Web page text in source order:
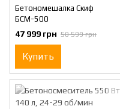
Бетономешалка Скиф
БСМ-500
47 999 грн 50 599 грн
Купить